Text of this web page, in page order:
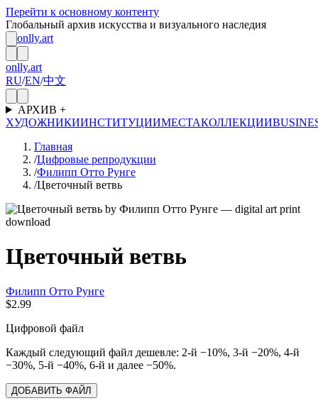
Перейти к основному контенту
Глобальный архив искусства и визуального наследия
onlly.art
onlly.art
RU/EN/中文
АРХИВ +
ХУДОЖНИКИИНСТИТУЦИИМЕСТАКОЛЛЕКЦИИ
Главная
/Цифровые репродукции
/Филипп Отто Рунге
/Цветочный ветвь
Цветочный ветвь
Филипп Отто Рунге
$2.99
Цифровой файл
Каждый следующий файл дешевле: 2-й −10%, 3-й −20%, 4-й
−30%, 5-й −40%, 6-й и далее −50%.
ДОБАВИТЬ ФАЙЛ